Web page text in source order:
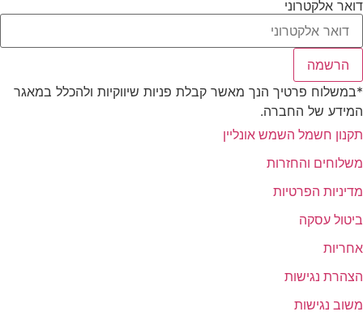
דואר אלקטרוני
הרשמה
*במשלוח פרטיך הנך מאשר קבלת פניות שיווקיות ולהכלל במאגר
המידע של החברה.
תקנון חשמל השמש אונליין
משלוחים והחזרות
מדיניות הפרטיות
ביטול עסקה
אחריות
הצהרת נגישות
משוב נגישות